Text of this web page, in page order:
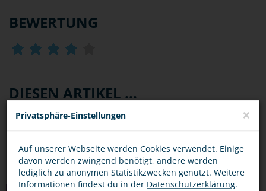
BEWERTUNG
DIESEN ARTIKEL ...
Privatsphäre-Einstellungen ×
Auf unserer Webseite werden Cookies verwendet. Einige
davon werden zwingend benötigt, andere werden
lediglich zu anonymen Statistikzwecken genutzt. Weitere
Informationen findest du in der Datenschutzerklärung.